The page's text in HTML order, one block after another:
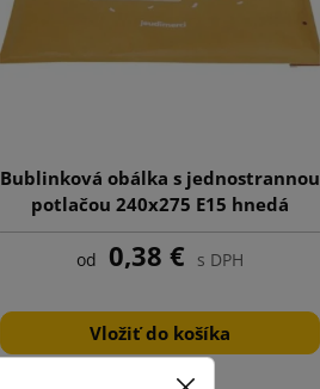
Bublinková obálka s jednostrannou
potlačou 240x275 E15 hnedá
od 0,38 € s DPH
Vložiť do košíka